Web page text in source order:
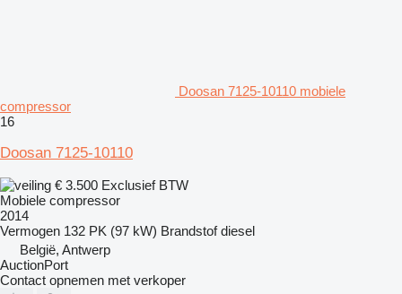
Doosan 7125-10110 mobiele
compressor
16
Doosan 7125-10110
€ 3.500 Exclusief BTW
Mobiele compressor
2014
Vermogen 132 PK (97 kW) Brandstof diesel
België, Antwerp
AuctionPort
Contact opnemen met verkoper